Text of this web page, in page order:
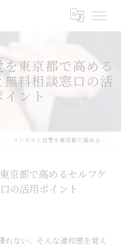
東京都で高める
料相談窓口の活
イント
メンタルと自愛を東京都で高めるセルフケア法と無料相談窓口の活用ポイント
京都で高めるセルフケ
の活用ポイント
れない、そんな違和感を覚え